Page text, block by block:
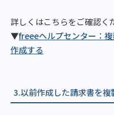
詳しくはこちらをご確認く
▼freeeヘルプセンター：
作成する
3.以前作成した請求書を複